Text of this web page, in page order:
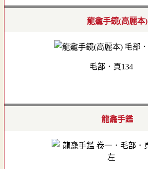
龍龕手鏡(高麗本)
毛部．頁134
龍龕手鑑